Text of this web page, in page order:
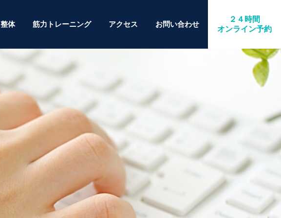
整体 筋力トレーニング アクセス お問い合わせ
２４時間
オンライン予約